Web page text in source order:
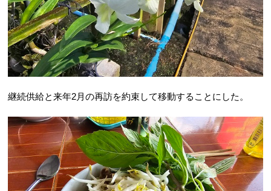
継続供給と来年2月の再訪を約束して移動することにした。